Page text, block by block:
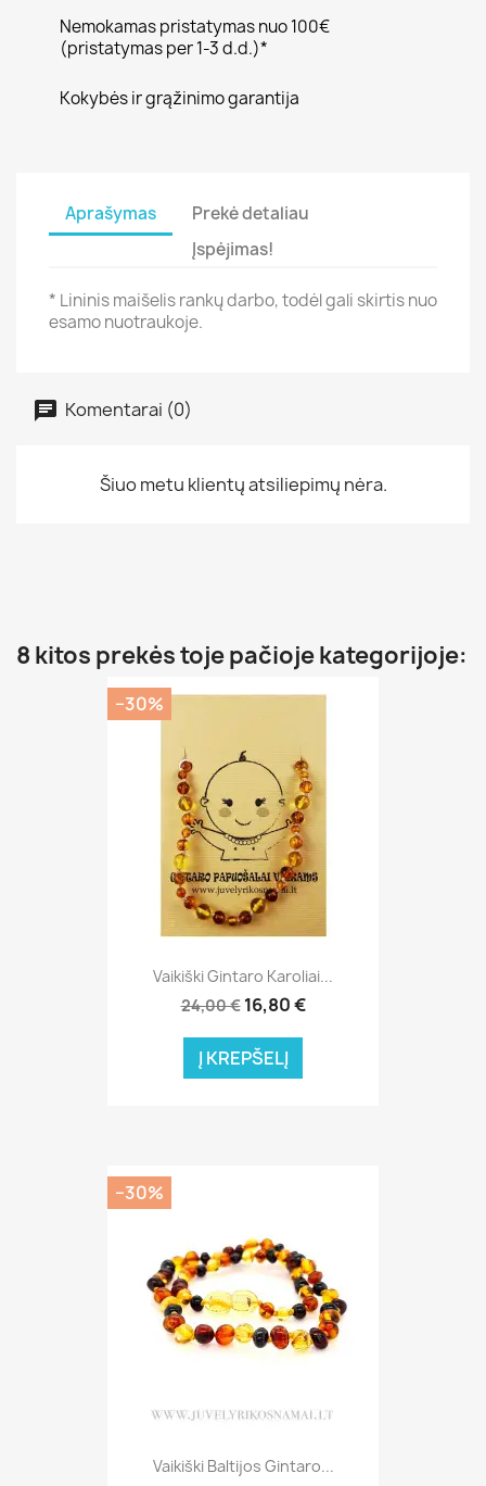
Nemokamas pristatymas nuo 100€
(pristatymas per 1-3 d.d.)*
Kokybės ir grąžinimo garantija
Aprašymas
Prekė detaliau
Įspėjimas!
* Lininis maišelis rankų darbo, todėl gali skirtis nuo
esamo nuotraukoje.
Komentarai (0)
Šiuo metu klientų atsiliepimų nėra.
8 kitos prekės toje pačioje kategorijoje:
Vaikiški Gintaro Karoliai...
24,00 € 16,80 €
Į KREPŠELĮ
−30%
Vaikiški Baltijos Gintaro...
−30%